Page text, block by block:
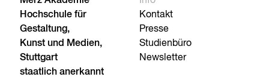
Hochschule für
Gestaltung,
Kunst und Medien,
Stuttgart
staatlich anerkannt
Kontakt
Presse
Studienbüro
Newsletter